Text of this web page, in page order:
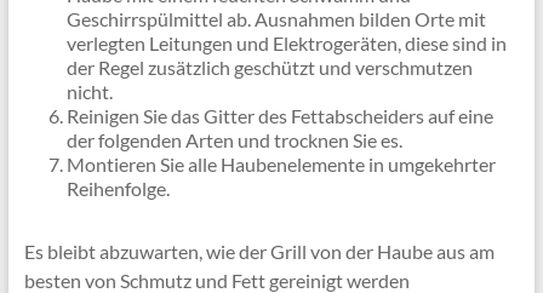
Geschirrspülmittel ab. Ausnahmen bilden Orte mit
verlegten Leitungen und Elektrogeräten, diese sind in
der Regel zusätzlich geschützt und verschmutzen
nicht.
Reinigen Sie das Gitter des Fettabscheiders auf eine
der folgenden Arten und trocknen Sie es.
Montieren Sie alle Haubenelemente in umgekehrter
Reihenfolge.
Es bleibt abzuwarten, wie der Grill von der Haube aus am
besten von Schmutz und Fett gereinigt werden